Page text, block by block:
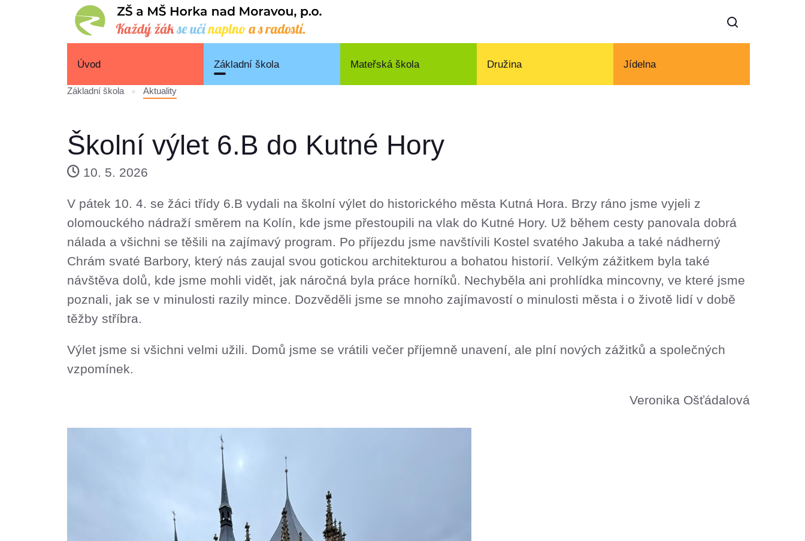
Úvod Základní škola Mateřská škola Družina Jídelna
Základní škola Aktuality
Školní výlet 6.B do Kutné Hory
10. 5. 2026
V pátek 10. 4. se žáci třídy 6.B vydali na školní výlet do historického města Kutná Hora. Brzy ráno jsme vyjeli z
olomouckého nádraží směrem na Kolín, kde jsme přestoupili na vlak do Kutné Hory. Už během cesty panovala dobrá
nálada a všichni se těšili na zajímavý program. Po příjezdu jsme navštívili Kostel svatého Jakuba a také nádherný
Chrám svaté Barbory, který nás zaujal svou gotickou architekturou a bohatou historií. Velkým zážitkem byla také
návštěva dolů, kde jsme mohli vidět, jak náročná byla práce horníků. Nechyběla ani prohlídka mincovny, ve které jsme
poznali, jak se v minulosti razily mince. Dozvěděli jsme se mnoho zajímavostí o minulosti města i o životě lidí v době
těžby stříbra.
Výlet jsme si všichni velmi užili. Domů jsme se vrátili večer příjemně unavení, ale plní nových zážitků a společných
vzpomínek.
Veronika Ošťádalová